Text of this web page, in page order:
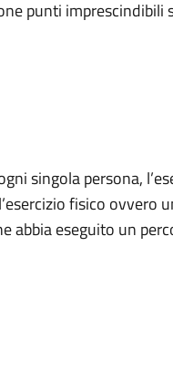
punti imprescindibili
singola persona,
fisico ovvero
abbia eseguito un